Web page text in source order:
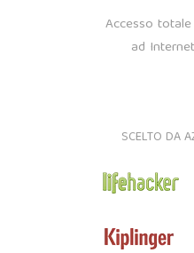
Accesso
ad
SCELTO DA